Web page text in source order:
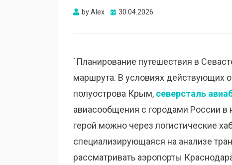
byAlex Опубликовано
30.04.2026
`Планирование путешествия в
маршрута. В условиях действующих
полуострова Крым, северсталь
авиасообщения с городами России в
герой можно через логистические
специализирующаяся на анализе
рассматривать аэропорты